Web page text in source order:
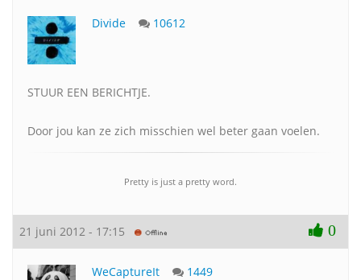
Divide 10612
STUUR EEN BERICHTJE.
Door jou kan ze zich misschien wel beter gaan voelen.
Pretty is just a pretty word.
21 juni 2012 - 17:15 0
WeCaptureIt 1449